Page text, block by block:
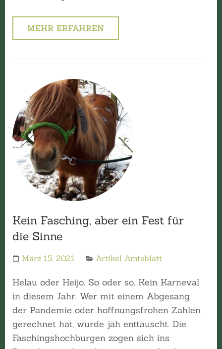
MEHR ERFAHREN
Kein Fasching, aber ein Fest für
die Sinne
März 15, 2021 Artikel Amtsblatt
Helau oder Heijo. So oder so. Kein Karneval
in diesem Jahr. Wer mit einem Abgesang
der Pandemie oder hoffnungsfrohen Zahlen
gerechnet hat, wurde jäh enttäuscht. Die
Faschingshochburgen zogen sich ins